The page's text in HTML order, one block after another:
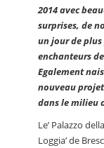
2014 avec
surprises, de
un jour de
enchanteurs
Egalement
nouveau
dans le milieu
Le’ Palazzo della
Loggia’ de